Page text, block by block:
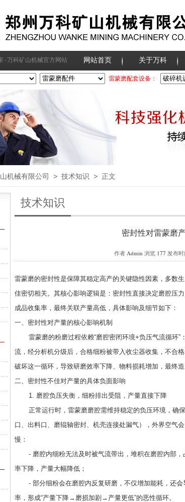
-万科矿山机械官方网站 网站首页 关于万科
雷蒙磨配套设备：
机械有限公司 > 技术知识 > 正文
技术知识
密封性对雷蒙磨
作者 Admin 浏览 177 发布时
雷蒙磨的密封性是保障其稳定高产的关键隐性因素，多数
佳密切相关。其核心影响逻辑是：密封性直接决定磨腔压
成品收集率，最终关联产量高低，具体影响及细节如下：
一、密封性对产量的核心影响机制
雷蒙磨的粉磨过程依赖“磨腔密闭环境+负压气流循环”
流，经分析机分级后，合格细粉被带入收尘器收集，不合
破坏这一循环，导致研磨效率下降、物料损耗增加，最终造
二、密封性不佳对产量的具体负面影响
1. 磨腔负压失衡，细粉排出受阻，产量直接下降
正常运行时，雷蒙磨磨腔需维持稳定的负压环境，确
口、出料口、磨辊轴密封、机壳连接处漏气），外界空气
慢：
- 磨腔内细粉无法及时被气流带出，堆积在磨腔内部，
率下降，产量大幅降低；
- 部分细粉会在磨腔内反复研磨，不仅增加能耗，还会
率，形成“产量下降→磨损加剧→产量更低”的恶性循环。